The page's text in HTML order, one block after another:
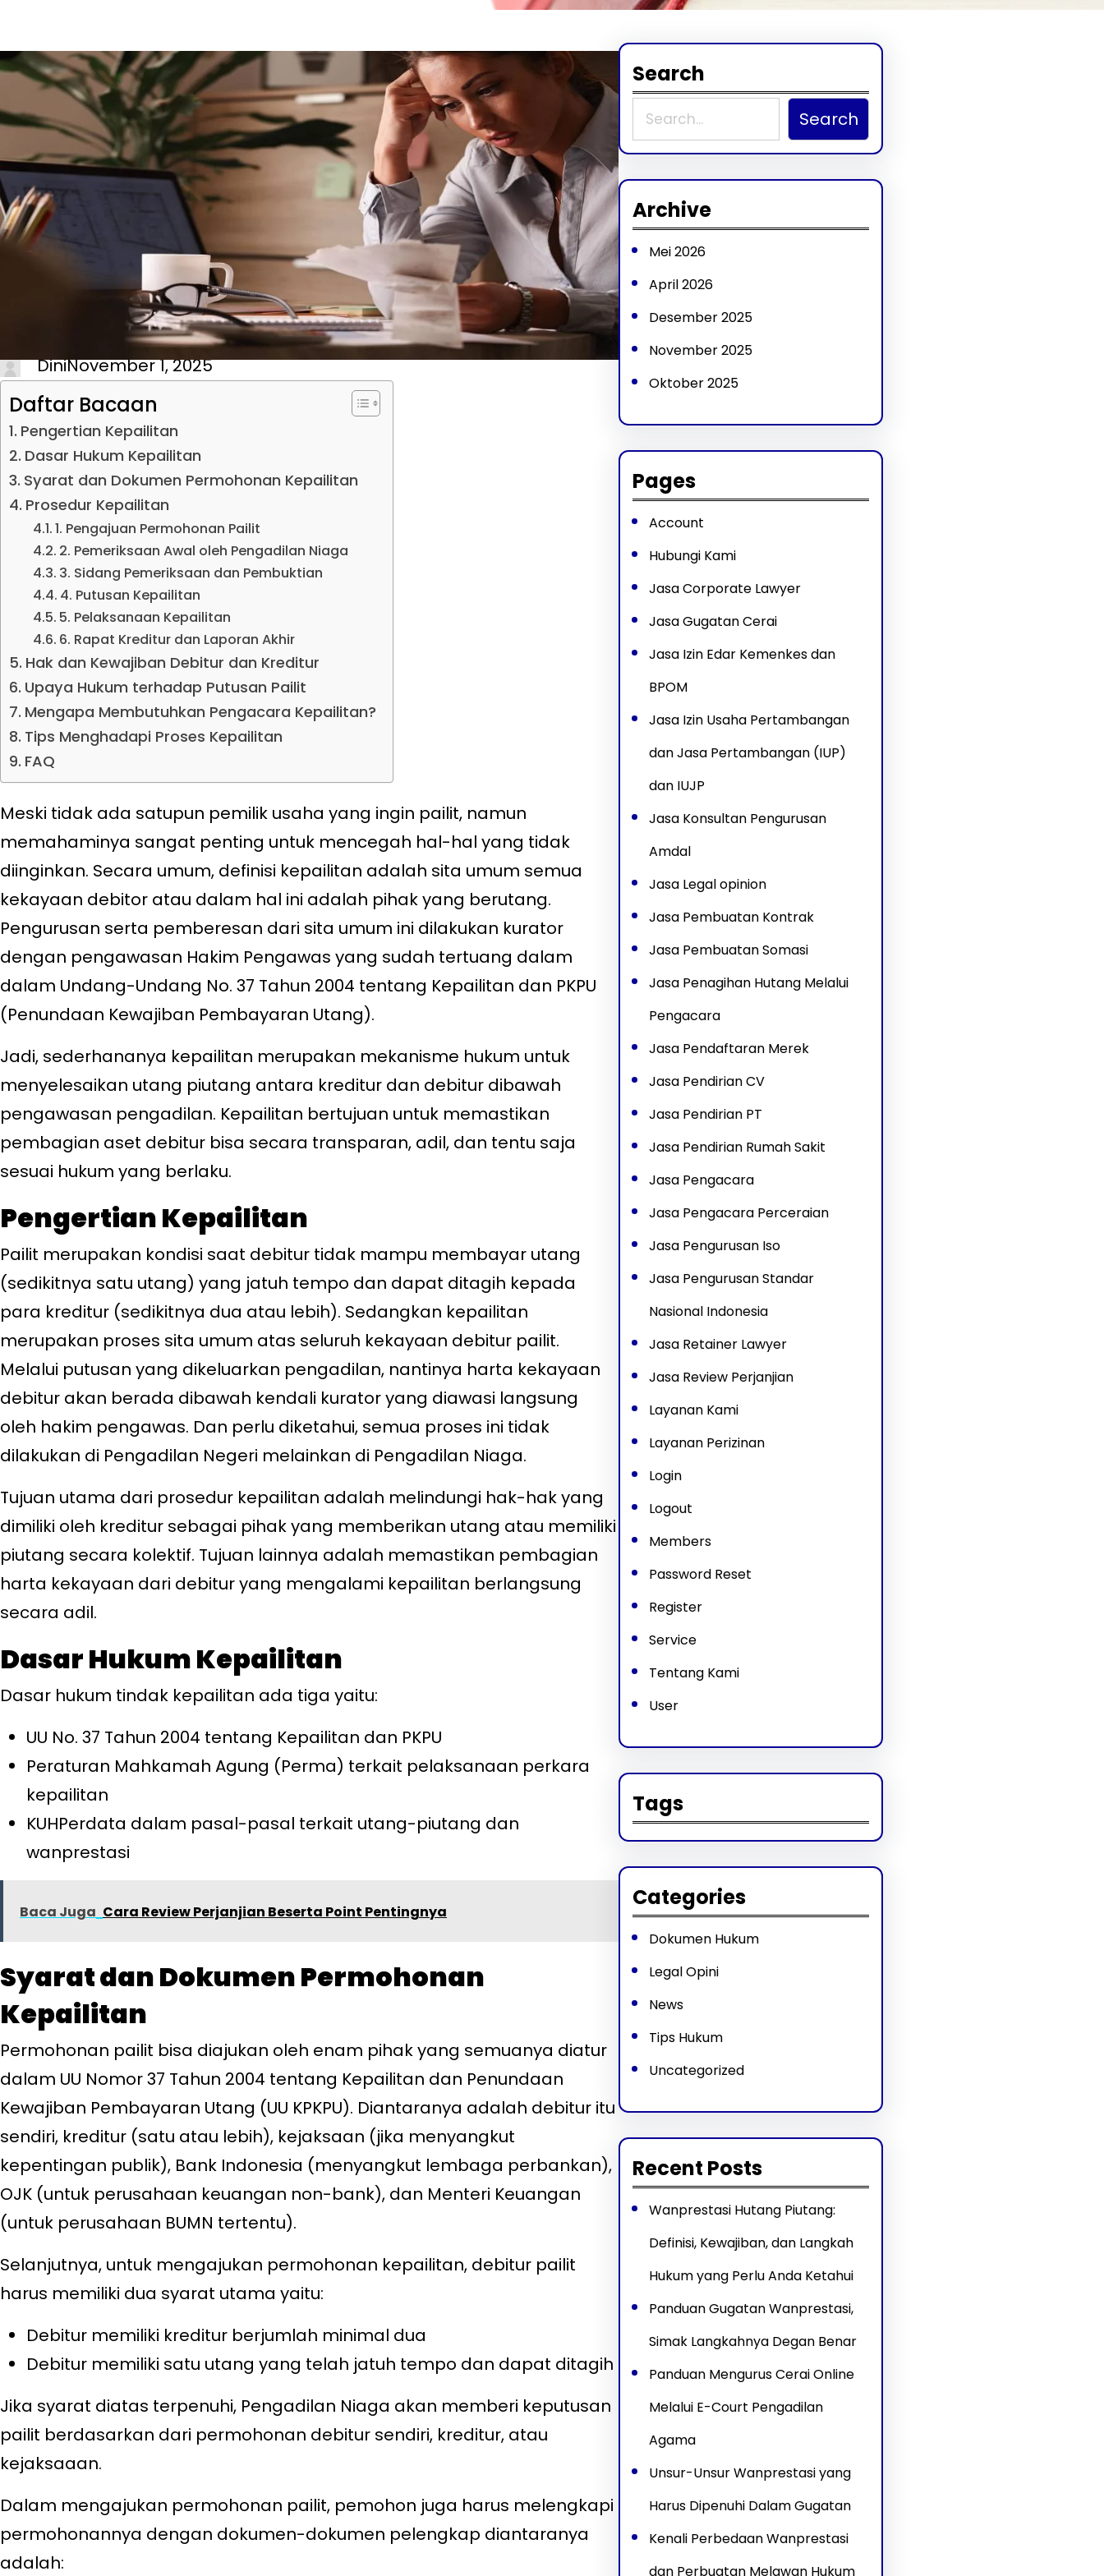
DiniNovember 1, 2025
Daftar Bacaan
Pengertian Kepailitan
Dasar Hukum Kepailitan
Syarat dan Dokumen Permohonan Kepailitan
Prosedur Kepailitan
1. Pengajuan Permohonan Pailit
2. Pemeriksaan Awal oleh Pengadilan Niaga
3. Sidang Pemeriksaan dan Pembuktian
4. Putusan Kepailitan
5. Pelaksanaan Kepailitan
6. Rapat Kreditur dan Laporan Akhir
Hak dan Kewajiban Debitur dan Kreditur
Upaya Hukum terhadap Putusan Pailit
Mengapa Membutuhkan Pengacara Kepailitan?
Tips Menghadapi Proses Kepailitan
FAQ
Meski tidak ada satupun pemilik usaha yang ingin pailit, namun
memahaminya sangat penting untuk mencegah hal-hal yang tidak
diinginkan. Secara umum, definisi kepailitan adalah sita umum semua
kekayaan debitor atau dalam hal ini adalah pihak yang berutang.
Pengurusan serta pemberesan dari sita umum ini dilakukan kurator
dengan pengawasan Hakim Pengawas yang sudah tertuang dalam
dalam Undang-Undang No. 37 Tahun 2004 tentang Kepailitan dan PKPU
(Penundaan Kewajiban Pembayaran Utang).
Jadi, sederhananya kepailitan merupakan mekanisme hukum untuk
menyelesaikan utang piutang antara kreditur dan debitur dibawah
pengawasan pengadilan. Kepailitan bertujuan untuk memastikan
pembagian aset debitur bisa secara transparan, adil, dan tentu saja
sesuai hukum yang berlaku.
Pengertian Kepailitan
Pailit merupakan kondisi saat debitur tidak mampu membayar utang
(sedikitnya satu utang) yang jatuh tempo dan dapat ditagih kepada
para kreditur (sedikitnya dua atau lebih). Sedangkan kepailitan
merupakan proses sita umum atas seluruh kekayaan debitur pailit.
Melalui putusan yang dikeluarkan pengadilan, nantinya harta kekayaan
debitur akan berada dibawah kendali kurator yang diawasi langsung
oleh hakim pengawas. Dan perlu diketahui, semua proses ini tidak
dilakukan di Pengadilan Negeri melainkan di Pengadilan Niaga.
Tujuan utama dari prosedur kepailitan adalah melindungi hak-hak yang
dimiliki oleh kreditur sebagai pihak yang memberikan utang atau memiliki
piutang secara kolektif. Tujuan lainnya adalah memastikan pembagian
harta kekayaan dari debitur yang mengalami kepailitan berlangsung
secara adil.
Dasar Hukum Kepailitan
Dasar hukum tindak kepailitan ada tiga yaitu:
UU No. 37 Tahun 2004 tentang Kepailitan dan PKPU
Peraturan Mahkamah Agung (Perma) terkait pelaksanaan perkara
kepailitan
KUHPerdata dalam pasal-pasal terkait utang-piutang dan
wanprestasi
Baca Juga Cara Review Perjanjian Beserta Point Pentingnya
Syarat dan Dokumen Permohonan
Kepailitan
Permohonan pailit bisa diajukan oleh enam pihak yang semuanya diatur
dalam UU Nomor 37 Tahun 2004 tentang Kepailitan dan Penundaan
Kewajiban Pembayaran Utang (UU KPKPU). Diantaranya adalah debitur itu
sendiri, kreditur (satu atau lebih), kejaksaan (jika menyangkut
kepentingan publik), Bank Indonesia (menyangkut lembaga perbankan),
OJK (untuk perusahaan keuangan non-bank), dan Menteri Keuangan
(untuk perusahaan BUMN tertentu).
Selanjutnya, untuk mengajukan permohonan kepailitan, debitur pailit
harus memiliki dua syarat utama yaitu:
Debitur memiliki kreditur berjumlah minimal dua
Debitur memiliki satu utang yang telah jatuh tempo dan dapat ditagih
Jika syarat diatas terpenuhi, Pengadilan Niaga akan memberi keputusan
pailit berdasarkan dari permohonan debitur sendiri, kreditur, atau
kejaksaaan.
Dalam mengajukan permohonan pailit, pemohon juga harus melengkapi
permohonannya dengan dokumen-dokumen pelengkap diantaranya
adalah:
Search
e
r
c
h
Search
Archive
Mei 2026
April 2026
Desember 2025
November 2025
Oktober 2025
Pages
Account
Hubungi Kami
Jasa Corporate Lawyer
Jasa Gugatan Cerai
Jasa Izin Edar Kemenkes dan
BPOM
Jasa Izin Usaha Pertambangan
dan Jasa Pertambangan (IUP)
dan IUJP
Jasa Konsultan Pengurusan
Amdal
Jasa Legal opinion
Jasa Pembuatan Kontrak
Jasa Pembuatan Somasi
Jasa Penagihan Hutang Melalui
Pengacara
Jasa Pendaftaran Merek
Jasa Pendirian CV
Jasa Pendirian PT
Jasa Pendirian Rumah Sakit
Jasa Pengacara
Jasa Pengacara Perceraian
Jasa Pengurusan Iso
Jasa Pengurusan Standar
Nasional Indonesia
Jasa Retainer Lawyer
Jasa Review Perjanjian
Layanan Kami
Layanan Perizinan
Login
Logout
Members
Password Reset
Register
Service
Tentang Kami
User
Tags
Categories
Dokumen Hukum
Legal Opini
News
Tips Hukum
Uncategorized
Recent Posts
Wanprestasi Hutang Piutang:
Definisi, Kewajiban, dan Langkah
Hukum yang Perlu Anda Ketahui
Panduan Gugatan Wanprestasi,
Simak Langkahnya Degan Benar
Panduan Mengurus Cerai Online
Melalui E-Court Pengadilan
Agama
Unsur-Unsur Wanprestasi yang
Harus Dipenuhi Dalam Gugatan
Kenali Perbedaan Wanprestasi
dan Perbuatan Melawan Hukum